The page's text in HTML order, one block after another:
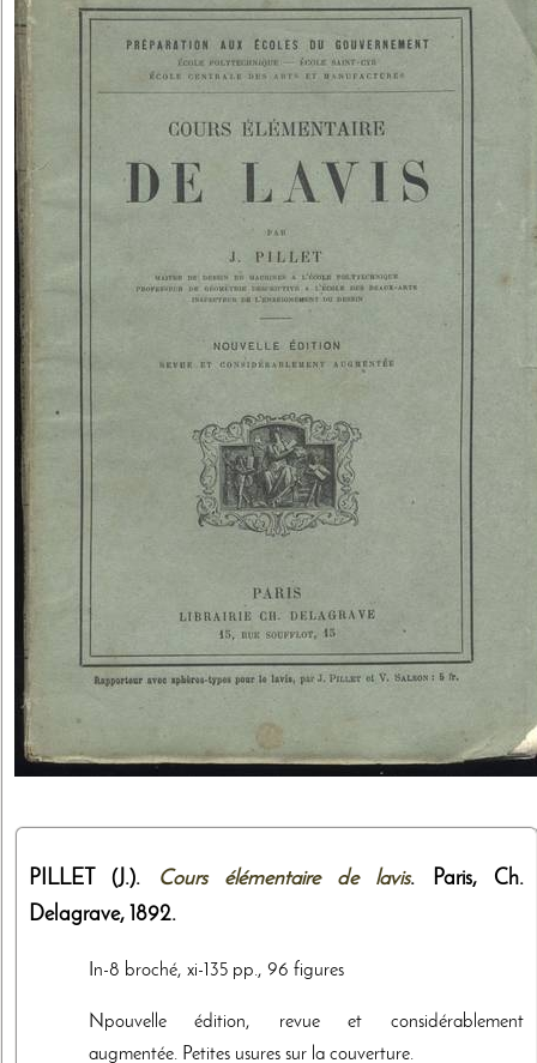
PILLET (J.). Cours élémentaire de lavis. Paris, Ch.
Delagrave, 1892.
In-8 broché, xi-135 pp., 96 figures
Npouvelle édition, revue et considérablement
augmentée. Petites usures sur la couverture.